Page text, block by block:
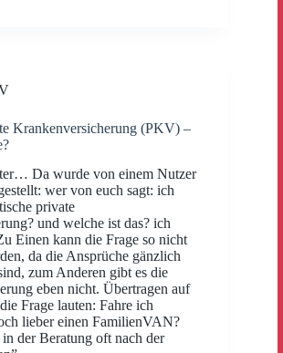
Krankenversicherung (PKV) –
Da wurde von einem Nutzer
wer von euch sagt: ich
private
und welche ist das? ich
Einen kann die Frage so nicht
da die Ansprüche gänzlich
zum Anderen gibt es die
eben nicht. Übertragen auf
Frage lauten: Fahre ich
lieber einen FamilienVAN?
der Beratung oft nach der